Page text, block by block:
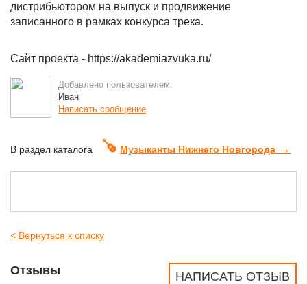
дистрибьютором на выпуск и продвижение
записанного в рамках конкурса трека.
Сайт проекта - https://akademiazvuka.ru/
Добавлено пользователем:
Иван
Написать сообщение
В раздел каталога Музыканты Нижнего Новгорода →
< Вернуться к списку
НАПИСАТЬ ОТЗЫВ
Отзывы